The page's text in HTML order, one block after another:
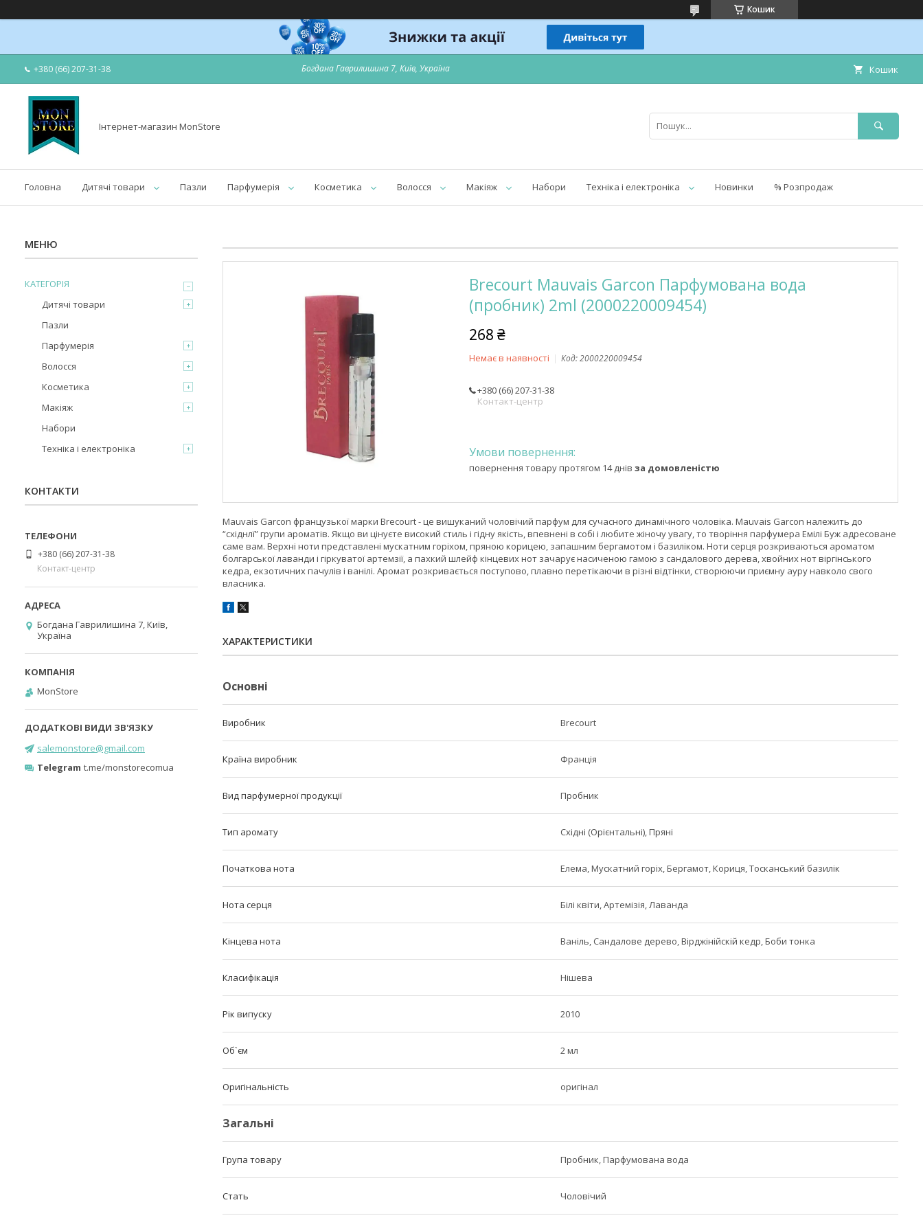
Кошик
+380 (66) 207-31-38 Богдана Гаврилишина 7, Київ, Україна Кошик
Інтернет-магазин MonStore
Головна Дитячі товари Пазли Парфумерія Косметика Волосся Макіяж Набори Техніка і електроніка Новинки % Розпродаж
Brecourt Mauvais Garcon Парфумована вода
(пробник) 2ml (2000220009454)
268 ₴
Немає в наявності Код:2000220009454
+380 (66) 207-31-38
Контакт-центр
повернення товару протягом 14 днів за домовленістю
Mauvais Garcon французької марки Brecourt - це вишуканий чоловічий парфум для сучасного динамічного чоловіка. Mauvais Garcon належить до
“східнлї” групи ароматів. Якщо ви цінуєте високий стиль і гідну якість, впевнені в собі і любите жіночу увагу, то творіння парфумера Емілі Буж адресоване
саме вам. Верхні ноти представлені мускатним горіхом, пряною корицею, запашним бергамотом і базиліком. Ноти серця розкриваються ароматом
болгарської лаванди і гіркуватої артемзії, а пахкий шлейф кінцевих нот зачарує насиченою гамою з сандалового дерева, хвойних нот віргінського
кедра, екзотичних пачулів і ванілі. Аромат розкривається поступово, плавно перетікаючи в різні відтінки, створюючи приємну ауру навколо свого
власника.
ХАРАКТЕРИСТИКИ
Основні
Виробник Brecourt
Країна виробник Франція
Вид парфумерної продукції Пробник
Тип аромату Східні (Орієнтальні), Пряні
Початкова нота Елема, Мускатний горіх, Бергамот, Кориця, Тосканський базилік
Нота серця Білі квіти, Артемізія, Лаванда
Кінцева нота Ваніль, Сандалове дерево, Вірджінійскій кедр, Боби тонка
Класифікація Нішева
Рік випуску 2010
Об`єм 2 мл
Оригінальність оригінал
Загальні
Група товару Пробник, Парфумована вода
Стать Чоловічий
КАТЕГОРІЯ
Дитячі товари
Пазли
Парфумерія
Волосся
Косметика
Макіяж
Набори
Техніка і електроніка
КОНТАКТИ
+380 (66) 207-31-38
Контакт-центр
Богдана Гаврилишина 7, Київ,
Україна
MonStore
salemonstore@gmail.com
Telegram t.me/monstorecomua